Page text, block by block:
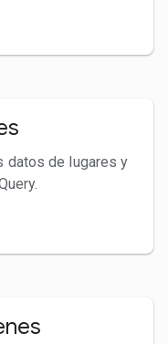
datos de lugares y